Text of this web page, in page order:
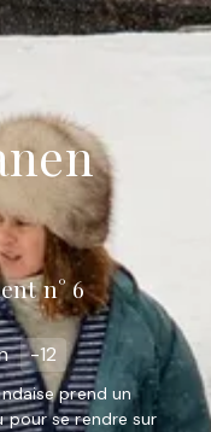
n° 6
-12
prend un
pour se rendre sur